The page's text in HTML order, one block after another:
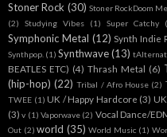
Stoner Rock (30) Stoner RockDoom
(2)
Studying Vibes (1) Super Catchy
Symphonic Metal (12) Synth Indie
Synthpop. (1) Synthwave (13)
BEATLES ETC) (4) Thrash Metal (6)
(hip-hop) (22) Tribal / Afro House (2)
TWEE (1) UK / Happy Hardcore (3)
(3) v (1) Vaporwave (2) Vocal Dance/
Out (2) world (35) World Music (1)